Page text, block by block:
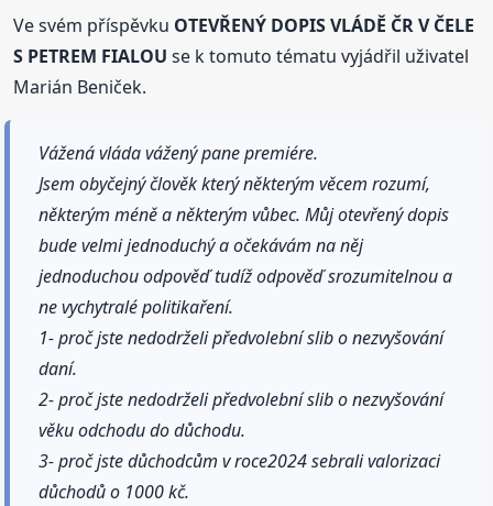
Ve svém příspěvku OTEVŘENÝ DOPIS VLÁDĚ ČR V ČELE
S PETREM FIALOU se k tomuto tématu vyjádřil uživatel
Marián Beniček.
Vážená vláda vážený pane premiére.
Jsem obyčejný člověk který některým věcem rozumí,
některým méně a některým vůbec. Můj otevřený dopis
bude velmi jednoduchý a očekávám na něj
jednoduchou odpověď tudíž odpověď srozumitelnou a
ne vychytralé politikaření.
1- proč jste nedodrželi předvolební slib o nezvyšování
daní.
2- proč jste nedodrželi předvolební slib o nezvyšování
věku odchodu do důchodu.
3- proč jste důchodcům v roce2024 sebrali valorizaci
důchodů o 1000 kč.